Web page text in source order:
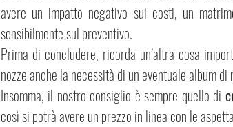
avere un impatto negativo sui costi, un
sensibilmente sul preventivo.
Prima di concludere, ricorda un’altra cosa
nozze anche la necessità di un eventuale album
Insomma, il nostro consiglio è sempre quello di
così si potrà avere un prezzo in linea con le